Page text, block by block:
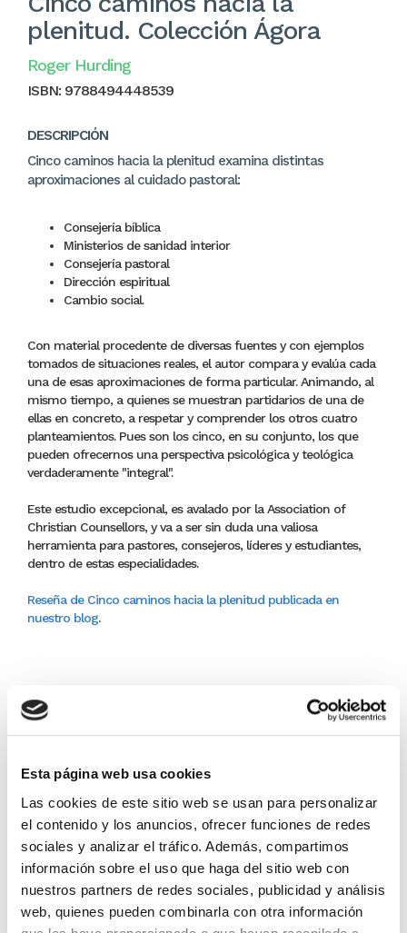
Esta página web usa cookies
Las cookies de este sitio web se usan para personalizar
el contenido y los anuncios, ofrecer funciones de redes
sociales y analizar el tráfico. Además, compartimos
información sobre el uso que haga del sitio web con
nuestros partners de redes sociales, publicidad y análisis
web, quienes pueden combinarla con otra información
plenitud. Colección Ágora
Roger Hurding
ISBN: 9788494448539
DESCRIPCIÓN
Cinco caminos hacia la plenitud examina distintas
aproximaciones al cuidado pastoral:
Consejería bíblica
Ministerios de sanidad interior
Consejería pastoral
Dirección espiritual
Cambio social.
Con material procedente de diversas fuentes y con ejemplos
tomados de situaciones reales, el autor compara y evalúa cada
una de esas aproximaciones de forma particular. Animando, al
mismo tiempo, a quienes se muestran partidarios de una de
ellas en concreto, a respetar y comprender los otros cuatro
planteamientos. Pues son los cinco, en su conjunto, los que
pueden ofrecernos una perspectiva psicológica y teológica
verdaderamente "integral".
Este estudio excepcional, es avalado por la Association of
Christian Counsellors, y va a ser sin duda una valiosa
herramienta para pastores, consejeros, líderes y estudiantes,
dentro de estas especialidades.
Reseña de Cinco caminos hacia la plenitud publicada en
nuestro blog.
DETALLES DEL PRODUCTO
Editor:Andamio
19,00 €
En lugar de: 20,00 €
Ahorras: 1,00 € (5%)
En stock(9 unidades)
Recíbelo en 24/48H*
*Ver condiciones de envío